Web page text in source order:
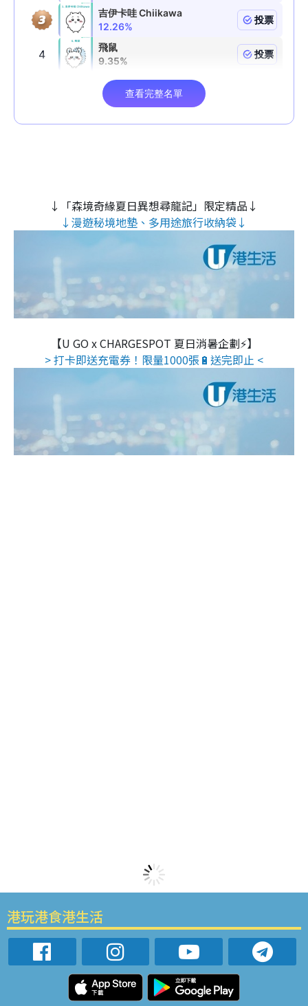
↓「森境奇緣夏日異想尋龍記」限定精品↓
↓漫遊秘境地墊、多用途旅行收納袋↓
【U GO x CHARGESPOT 夏日消暑企劃⚡】
> 打卡即送充電券！限量1000張🔋送完即止 <
港玩港食港生活